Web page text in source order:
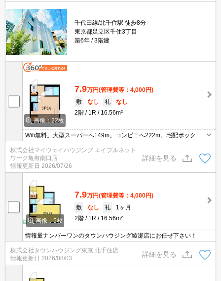
千代田線/北千住駅 徒歩8分
東京都足立区千住3丁目
築6年
3階建
画像：22枚
7.9万円(管理費等：4,000円)
敷
なし 礼
なし
2階
1R 16.56m²
Wifi無料。大型スーパーへ149m。コンビニへ222m。宅配ボック
株式会社マイウェイハウジング エイブルネット
ワーク亀有南口店
情報更新日 2026/07/26
詳細を見る
画像：5枚
7.9万円(管理費等：4,000円)
敷
なし 礼
1ヶ月
2階
1R 16.56m²
情報量ナンバーワンのタウンハウジング綾瀬店にお任せ下さい！
株式会社タウンハウジング東京 北千住店
情報更新日 2026/08/03
詳細を見る